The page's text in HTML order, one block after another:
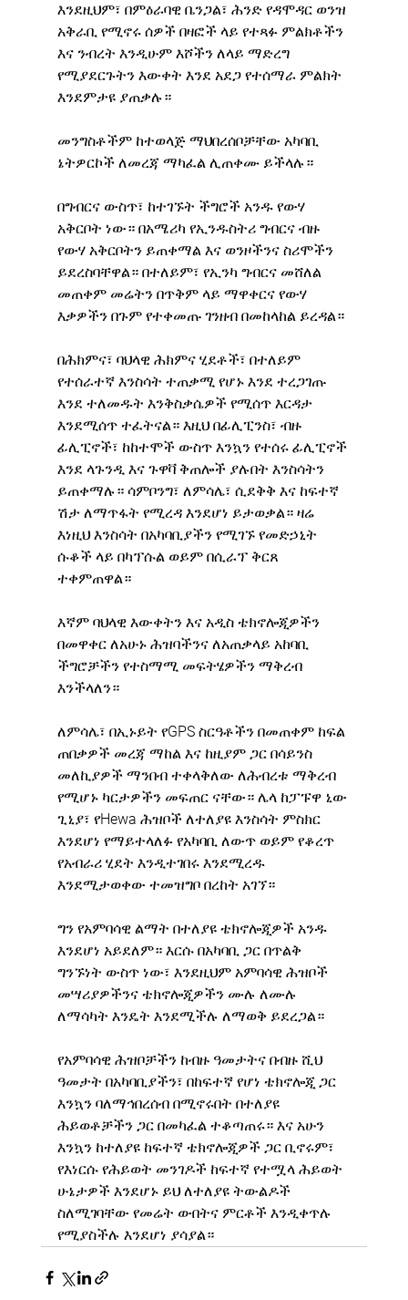
እንደዚህም፣ በምዕራባዊ ቤንጋል፣ ሕንድ የዳሞዳር ወንዝ
አቅራቢ የሚኖሩ ሰዎች በዛፎች ላይ የተጻፉ ምልክቶችን
እና ንብረት እንዲሁም እሾችን ለላይ ማድረግ
የሚያደርጉትን እውቀት እንደ አደጋ የተሰማራ ምልክት
እንደምታዩ ያጠቃሉ።
መንግስቶችም ከተወላጅ ማህበረሰቦቻቸው አካባቢ
ኔትዎርኮች ለመረጃ ማካፈል ሊጠቀሙ ይችላሉ።
በግብርና ውስጥ፣ ከተገኙት ችግሮች አንዱ የውሃ
አቅርቦት ነው። በአሜሪካ የኢንዱስትሪ ግብርና ብዙ
የውሃ አቅርቦትን ይጠቀማል እና ወንዞችንና ስሪሞችን
ይደረስባቸዋል። በተለይም፣ የኢንካ ግብርና መሸለል
መጠቀም መሬትን በጥቅም ላይ ማዋቀርና የውሃ
እቃዎችን በጉም የተቀመጡ ገንዘብ በመከላከል ይረዳል።
በሕክምና፣ ባህላዊ ሕክምና ሂደቶች፣ በተለይም
የተሰራተኛ እንስሳት ተጠቃሚ የሆኑ እንደ ተረጋገጡ
እንደ ተለመዱት እንቅስቃሴዎች የሚሰጥ እርዳታ
እንደሚሰጥ ተፈትናል። እዚህ በፊሊፒንስ፣ ብዙ
ፊሊፒኖች፣ ከከተሞች ውስጥ እንኳን የተሰሩ ፊሊፒኖች
እንደ ላጉንዲ እና ጉዋቫ ቅጠሎች ያሉበት እንስሳትን
ይጠቀማሉ። ሳምቦንግ፣ ለምሳሌ፣ ሲደቅቅ እና ከፍተኛ
ሽታ ለማጥፋት የሚረዳ እንደሆነ ይታወቃል። ዛሬ
እነዚህ እንስሳት በአካባቢያችን የሚገኙ የመድኃኒት
ሱቆች ላይ በካፕሱል ወይም በሲራፕ ቅርጸ
ተቀምጠዋል።
እኛም ባህላዊ እውቀትን እና አዲስ ቴክኖሎጂዎችን
በመዋቀር ለአሁኑ ሕዝባችንና ለአጠቃላይ አከባቢ
ችግሮቻችን የተስማሚ መፍትሄዎችን ማቅረብ
እንችላለን።
ለምሳሌ፣ በኢኑይት የGPS ስርዓቶችን በመጠቀም ከፍል
ጠበቃዎች መረጃ ማከል እና ከዚያም ጋር በሳይንስ
መለኪያዎች ማንበብ ተቀላቅለው ለሕብረቱ ማቅረብ
የሚሆኑ ካርታዎችን መፍጠር ናቸው። ሌላ ከፓፑዋ ኒው
ጊኒያ፣ የHewa ሕዝቦች ለተለያዩ እንስሳት ምስክር
እንደሆነ የማይተላለፉ የአካባቢ ለውጥ ወይም የቆረጥ
የአብራሪ ሂደት እንዲተገበሩ እንደሚረዱ
እንደሚታወቀው ተመዝግቦ በረከት አገኘ።
ግን የአምባሳዊ ልማት በተለያዩ ቴክኖሎጂዎች አንዱ
እንደሆነ አይደለም። እርሱ በአካባቢ ጋር በጥልቅ
ግንኙነት ውስጥ ነው፣ እንደዚህም አምባሳዊ ሕዝቦች
መሣሪያዎችንና ቴክኖሎጂዎችን ሙሉ ለሙሉ
ለማሳካት እንዴት እንደሚችሉ ለማወቅ ይደረጋል።
የአምባሳዊ ሕዝቦቻችን ከብዙ ዓመታትና በብዙ ሺህ
ዓመታት በአካባቢያችን፣ በከፍተኛ የሆነ ቴክኖሎጂ ጋር
እንኳን ባለማኅበረሰብ በሚኖሩበት በተለያዩ
ሕይወቶቻችን ጋር በመካፈል ተቆጣጠሩ። እና አሁን
እንኳን ከተለያዩ ከፍተኛ ቴክኖሎጂዎች ጋር ቢኖሩም፣
የእነርሱ የሕይወት መንገዶች ከፍተኛ የተሟላ ሕይወት
ሁኔታዎች እንደሆኑ ይህ ለተለያዩ ትውልዶች
ስለሚገባቸው የመሬት ውበትና ምርቶች እንዲቀጥሉ
የሚያስችሉ እንደሆነ ያሳያል።